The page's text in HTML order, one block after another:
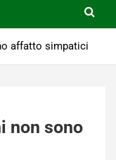
affatto simpatici
non sono